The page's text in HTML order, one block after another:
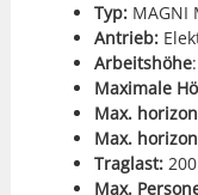
Typ: MAGNI
Antrieb:
Arbeit­shöhe
Max­i­male
Max.
Max.
Tra­glast:
Max.